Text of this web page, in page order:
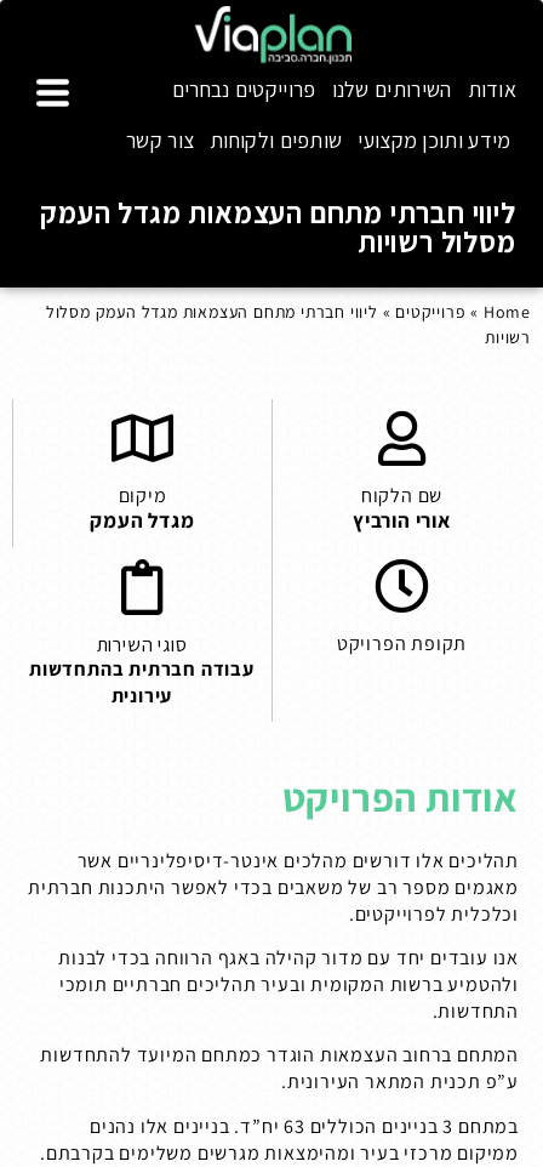
אודות השירותים שלנו
פרוייקטים נבחרים
מידע ותוכן מקצועי
שותפים ולקוחות צור קשר
ליווי חברתי מתחם העצמאות מגדל העמק
מסלול רשויות
Home
» פרוייקטים » ליווי חברתי מתחם העצמאות מגדל העמק מסלול
רשויות
שם הלקוח
אורי הורביץ
מיקום
מגדל העמק
תקופת הפרויקט
סוגי השירות
עבודה חברתית בהתחדשות
עירונית
אודות הפרויקט
תהליכים אלו דורשים מהלכים אינטר-דיסיפלינריים אשר
מאגמים מספר רב של משאבים בכדי לאפשר היתכנות חברתית
וכלכלית לפרוייקטים.
אנו עובדים יחד עם מדור קהילה באגף הרווחה בכדי לבנות
ולהטמיע ברשות המקומית ובעיר תהליכים חברתיים תומכי
התחדשות.
המתחם ברחוב העצמאות הוגדר כמתחם המיועד להתחדשות
ע”פ תכנית המתאר העירונית.
במתחם 3 בניינים הכוללים 63 יח”ד. בניינים אלו נהנים
ממיקום מרכזי בעיר ומהימצאות מגרשים משלימים בקרבתם.